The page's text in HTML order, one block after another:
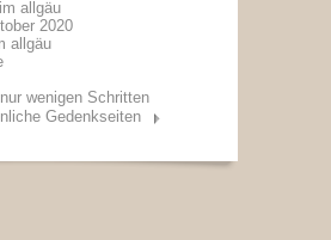
allgäu
2020
allgäu
wenigen Schritten
Gedenkseiten